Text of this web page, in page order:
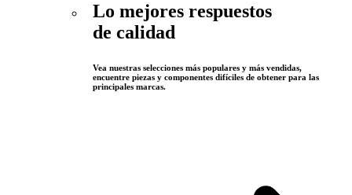
Lo mejores respuestos
de calidad
Vea nuestras selecciones más populares y más vendidas,
encuentre piezas y componentes difíciles de obtener para las
principales marcas.